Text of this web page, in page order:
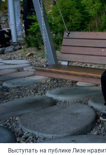
Выступать на публике Лизе